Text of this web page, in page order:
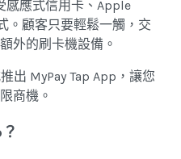
感應式信用卡、Apple
。顧客只要輕鬆一觸，交
外的刷卡機設備。
出 MyPay Tap App，讓您
商機。